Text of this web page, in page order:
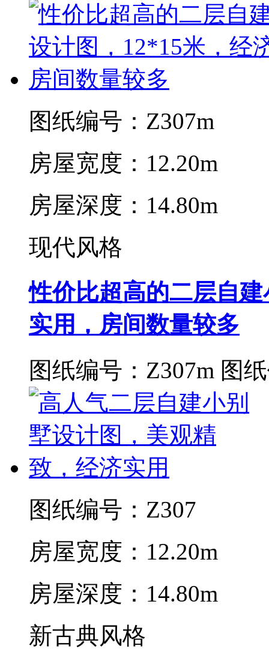
图纸编号：Z307m
房屋宽度：12.20m
房屋深度：14.80m
现代风格
性价比超高的二层自
实用，房间数量较多
图纸编号：Z307m 图
图纸编号：Z307
房屋宽度：12.20m
房屋深度：14.80m
新古典风格